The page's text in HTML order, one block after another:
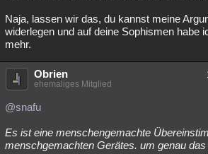
Naja, lassen wir das, du kannst meine
widerlegen und auf deine Sophismen habe
mehr.
Obrien
ehemaliges Mitglied
@snafu
Es ist eine menschengemachte
menschgemachten Gerätes. um genau